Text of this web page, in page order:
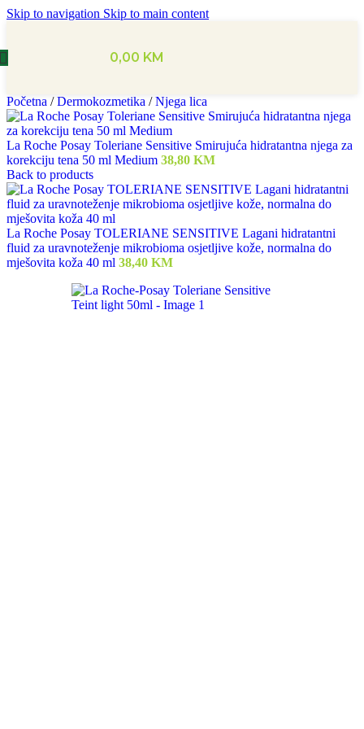
Skip to navigation Skip to main content
0,00 KM
Početna / Dermokozmetika / Njega lica
La Roche Posay Toleriane Sensitive Smirujuća hidratantna njega za
korekciju tena 50 ml Medium 38,80 KM
Back to products
La Roche Posay TOLERIANE SENSITIVE Lagani hidratantni
fluid za uravnoteženje mikrobioma osjetljive kože, normalna do
mješovita koža 40 ml 38,40 KM